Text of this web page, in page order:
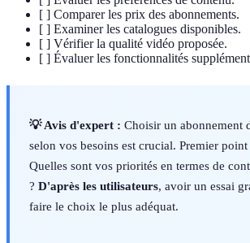
[ ] Comparer les prix des abonnements.
[ ] Examiner les catalogues disponibles.
[ ] Vérifier la qualité vidéo proposée.
[ ] Évaluer les fonctionnalités
💡 Avis d'expert : Choisir un abonnement
selon vos besoins est crucial. Premier
Quelles sont vos priorités en termes de
? D'après les utilisateurs, avoir un essai
faire le choix le plus adéquat.